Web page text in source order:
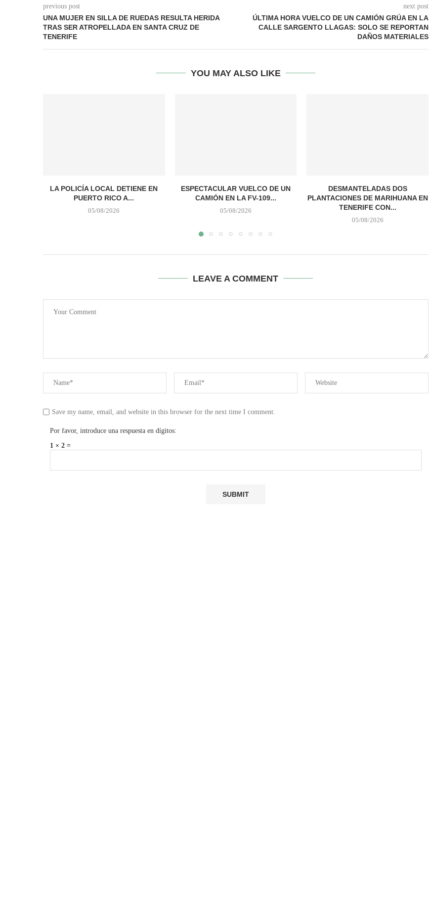
previous post
UNA MUJER EN SILLA DE RUEDAS RESULTA HERIDA
TRAS SER ATROPELLADA EN SANTA CRUZ DE
TENERIFE
next post
ÚLTIMA HORA VUELCO DE UN CAMIÓN GRÚA EN LA
CALLE SARGENTO LLAGAS: SOLO SE REPORTAN
DAÑOS MATERIALES
YOU MAY ALSO LIKE
LA POLICÍA LOCAL DETIENE EN
PUERTO RICO A...
05/08/2026
ESPECTACULAR VUELCO DE UN
CAMIÓN EN LA FV-109...
05/08/2026
DESMANTELADAS DOS
PLANTACIONES DE MARIHUANA EN
TENERIFE CON...
05/08/2026
LEAVE A COMMENT
Save my name, email, and website in this browser for the next time I comment.
Por favor, introduce una respuesta en dígitos:
1 × 2 =